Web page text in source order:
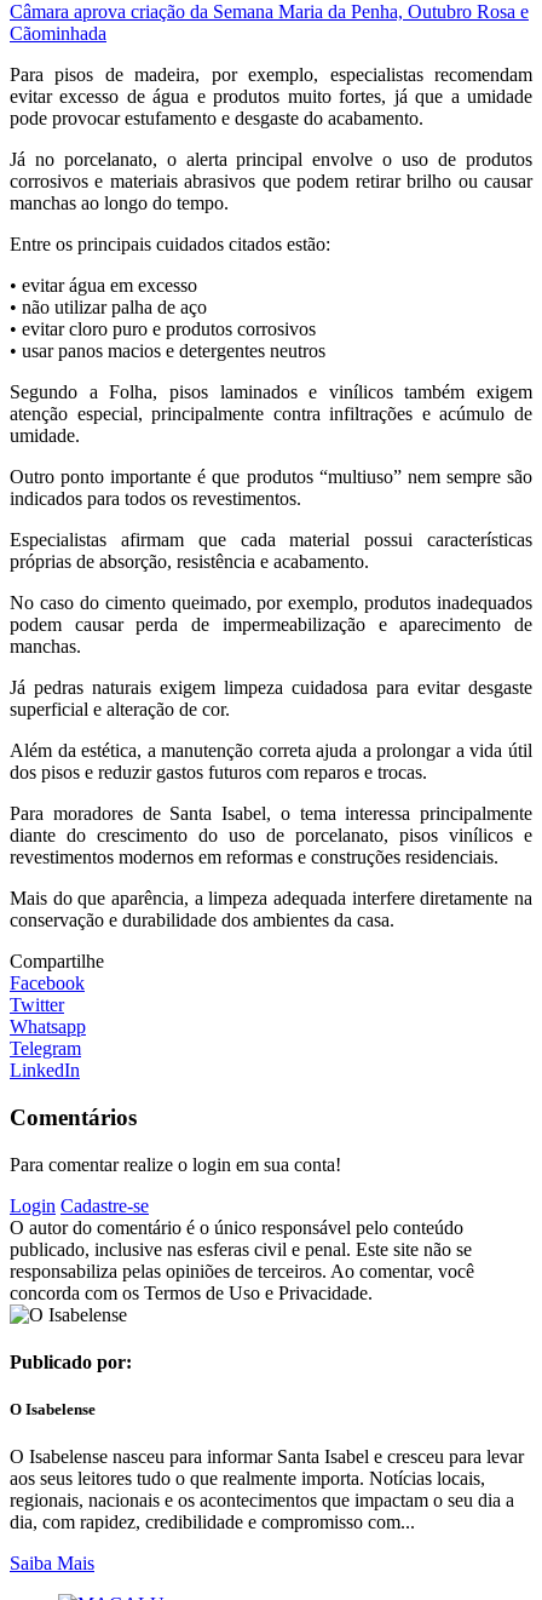
Câmara aprova criação da Semana Maria da Penha, Outubro Rosa e
Cãominhada
Para pisos de madeira, por exemplo, especialistas recomendam
evitar excesso de água e produtos muito fortes, já que a umidade
pode provocar estufamento e desgaste do acabamento.
Já no porcelanato, o alerta principal envolve o uso de produtos
corrosivos e materiais abrasivos que podem retirar brilho ou causar
manchas ao longo do tempo.
Entre os principais cuidados citados estão:
• evitar água em excesso
• não utilizar palha de aço
• evitar cloro puro e produtos corrosivos
• usar panos macios e detergentes neutros
Segundo a Folha, pisos laminados e vinílicos também exigem
atenção especial, principalmente contra infiltrações e acúmulo de
umidade.
Outro ponto importante é que produtos “multiuso” nem sempre são
indicados para todos os revestimentos.
Especialistas afirmam que cada material possui características
próprias de absorção, resistência e acabamento.
No caso do cimento queimado, por exemplo, produtos inadequados
podem causar perda de impermeabilização e aparecimento de
manchas.
Já pedras naturais exigem limpeza cuidadosa para evitar desgaste
superficial e alteração de cor.
Além da estética, a manutenção correta ajuda a prolongar a vida útil
dos pisos e reduzir gastos futuros com reparos e trocas.
Para moradores de Santa Isabel, o tema interessa principalmente
diante do crescimento do uso de porcelanato, pisos vinílicos e
revestimentos modernos em reformas e construções residenciais.
Mais do que aparência, a limpeza adequada interfere diretamente na
conservação e durabilidade dos ambientes da casa.
Compartilhe
Facebook
Twitter
Whatsapp
Telegram
LinkedIn
Comentários
Para comentar realize o login em sua conta!
Login Cadastre-se
O autor do comentário é o único responsável pelo conteúdo
publicado, inclusive nas esferas civil e penal. Este site não se
responsabiliza pelas opiniões de terceiros. Ao comentar, você
concorda com os Termos de Uso e Privacidade.
Publicado por:
O Isabelense
O Isabelense nasceu para informar Santa Isabel e cresceu para levar
aos seus leitores tudo o que realmente importa. Notícias locais,
regionais, nacionais e os acontecimentos que impactam o seu dia a
dia, com rapidez, credibilidade e compromisso com...
Saiba Mais